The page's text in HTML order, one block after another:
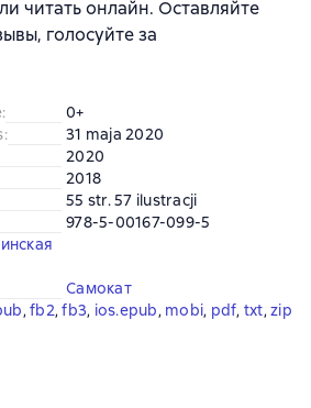
читать онлайн. Оставляйте
голосуйте за
:
0+
:
31 maja 2020
2020
2018
55 str. 57 ilustracji
978-5-00167-099-5
Самокат
, fb2, fb3, ios.epub, mobi, pdf, txt, zip